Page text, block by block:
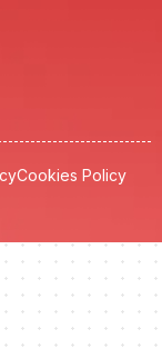
Cookies Policy